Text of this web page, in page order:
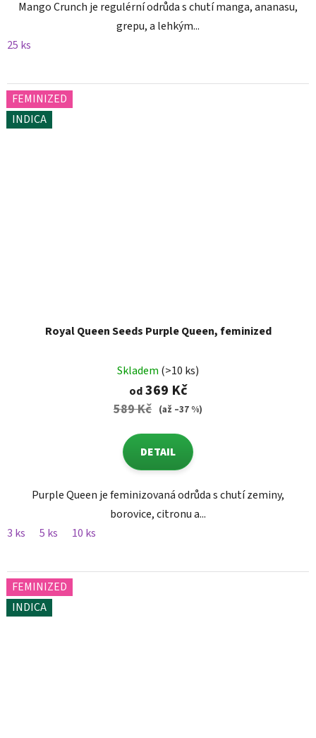
Mango Crunch je regulérní odrůda s chutí manga, ananasu,
grepu, a lehkým...
25 ks
FEMINIZED
INDICA
Royal Queen Seeds Purple Queen, feminized
Skladem (>10 ks)
od369 Kč
589 Kč (až –37 %)
DETAIL
Purple Queen je feminizovaná odrůda s chutí zeminy,
borovice, citronu a...
3 ks
5 ks 10 ks
FEMINIZED
INDICA